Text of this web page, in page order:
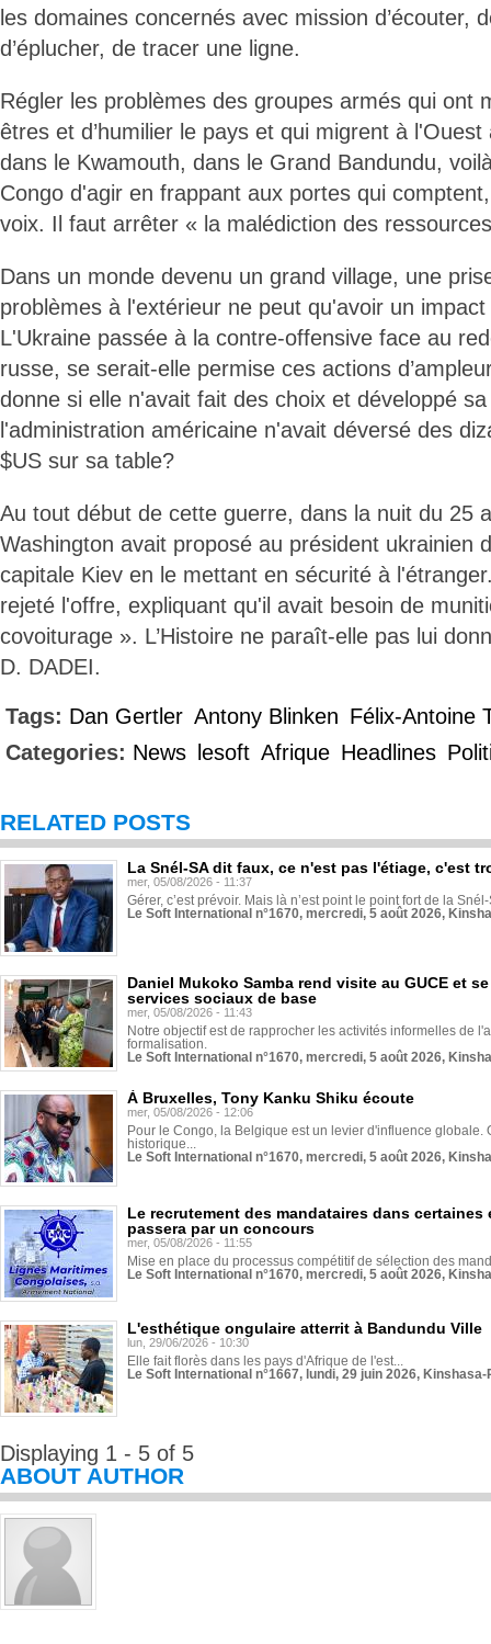
les domaines concernés avec mission d’écouter,
d’éplucher, de tracer une ligne.
Régler les problèmes des groupes armés qui ont
êtres et d’humilier le pays et qui migrent à
dans le Kwamouth, dans le Grand Bandundu,
Congo d'agir en frappant aux portes qui
voix. Il faut arrêter « la malédiction des
Dans un monde devenu un grand village, une
problèmes à l'extérieur ne peut qu'avoir un
L'Ukraine passée à la contre-offensive face au
russe, se serait-elle permise ces actions
donne si elle n'avait fait des choix et développé
l'administration américaine n'avait déversé des
$US sur sa table?
Au tout début de cette guerre, dans la nuit du 25
Washington avait proposé au président ukrainien
capitale Kiev en le mettant en sécurité à
rejeté l'offre, expliquant qu'il avait besoin de
covoiturage ». L’Histoire ne paraît-elle pas lui
D. DADEI.
Tags: Dan Gertler Antony Blinken Félix-Antoine
Categories: News lesoft Afrique Headlines
RELATED POSTS
La Snél-SA dit faux, ce n'est pas l'étiage, c'est
mer, 05/08/2026 - 11:37
Gérer, c’est prévoir. Mais là n’est point le point fort de la
Le Soft International n°1670, mercredi, 5 août 2026,
Daniel Mukoko Samba rend visite au GUCE et
services sociaux de base
mer, 05/08/2026 - 11:43
Notre objectif est de rapprocher les activités informelles de
formalisation.
Le Soft International n°1670, mercredi, 5 août 2026,
À Bruxelles, Tony Kanku Shiku écoute
mer, 05/08/2026 - 12:06
Pour le Congo, la Belgique est un levier d'influence globale.
historique...
Le Soft International n°1670, mercredi, 5 août 2026,
Le recrutement des mandataires dans
passera par un concours
mer, 05/08/2026 - 11:55
Mise en place du processus compétitif de sélection des
Le Soft International n°1670, mercredi, 5 août 2026,
L'esthétique ongulaire atterrit à Bandundu Ville
lun, 29/06/2026 - 10:30
Elle fait florès dans les pays d'Afrique de l'est...
Le Soft International n°1667, lundi, 29 juin 2026,
Displaying 1 - 5 of 5
ABOUT AUTHOR